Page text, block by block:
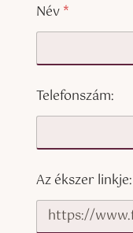
Név*
Telefonszám:
Az ékszer linkje: